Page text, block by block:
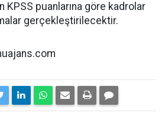
KPSS puanlarına göre kadrolar
gerçekleştirilecektir.